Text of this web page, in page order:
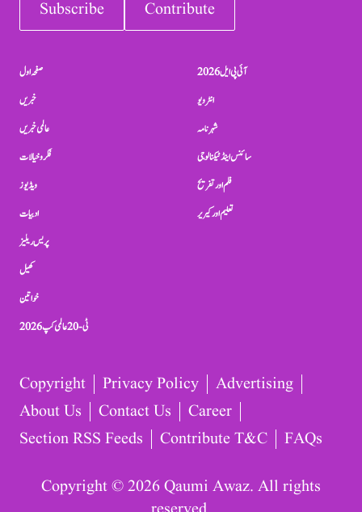
Subscribe Contribute
صفحہ اول
خبریں
عالمی خبریں
فکر و خیالات
ویڈیوز
ادبیات
پریس ریلیز
کھیل
خواتین
ٹی-20 عالمی کپ 2026
آئی پی ایل 2026
انٹرویو
شہرنامہ
سائنس اینڈ ٹیکنالوجی
فلم اور تفریح
تعلیم اور کیریر
Copyright Privacy Policy
Advertising
About Us
Contact Us
Career
Section RSS Feeds
Contribute T&C FAQs
Copyright © 2026 Qaumi Awaz. All rights